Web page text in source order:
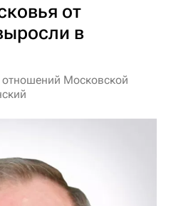
от
в
Московской